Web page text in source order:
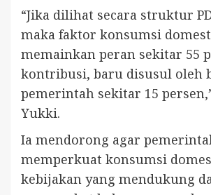
“Jika dilihat secara struktur
maka faktor konsumsi
memainkan peran sekitar 55
kontribusi, baru disusul oleh
pemerintah sekitar 15
Yukki.
Ia mendorong agar
memperkuat konsumsi
kebijakan yang mendukung